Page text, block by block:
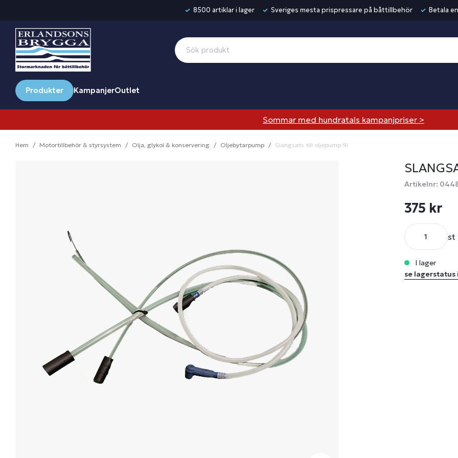
8500 artiklar i lager Sveriges mesta prispressare på båttillbehör Betala
Produkter KampanjerOutlet
Sommar med hundratals kampanjpriser >
Hem Motortillbehör & styrsystem Olja, glykol & konservering Oljebytarpump Slangsats till oljepump 9l
Artikelnr:
375 kr
st
i lager
se lagerstatus